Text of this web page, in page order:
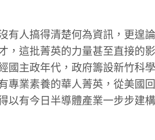
有人搞得清楚何為資訊，更遑
這批菁英的力量甚至直接的
國主政年代，政府籌設新竹科
專業素養的華人菁英，從美國
有今日半導體產業一步步建